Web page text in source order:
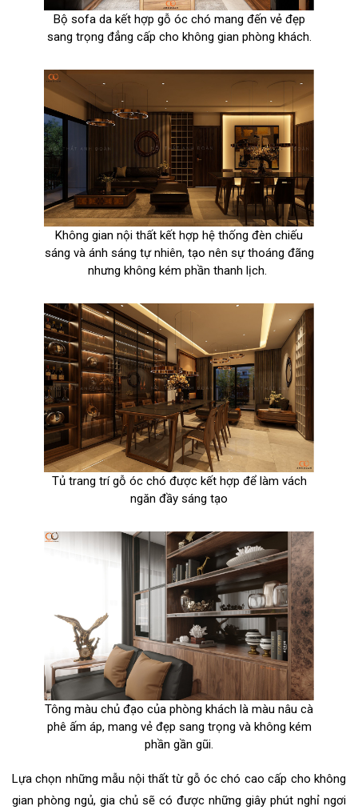
Bộ sofa da kết hợp gỗ óc chó mang đến vẻ đẹp
sang trọng đẳng cấp cho không gian phòng khách.
Không gian nội thất kết hợp hệ thống đèn chiếu
sáng và ánh sáng tự nhiên, tạo nên sự thoáng đãng
nhưng không kém phần thanh lịch.
Tủ trang trí gỗ óc chó được kết hợp để làm vách
ngăn đầy sáng tạo
Tông màu chủ đạo của phòng khách là màu nâu cà
phê ấm áp, mang vẻ đẹp sang trọng và không kém
phần gần gũi.
Lựa chọn những mẫu nội thất từ gỗ óc chó cao cấp cho không
gian phòng ngủ, gia chủ sẽ có được những giây phút nghỉ ngơi